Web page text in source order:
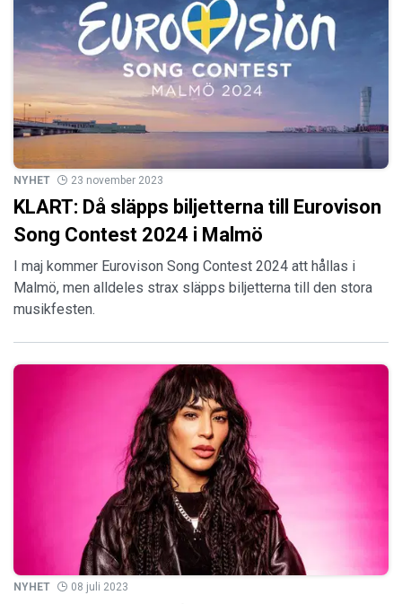
NYHET 23 november 2023
KLART: Då släpps biljetterna till Eurovison
Song Contest 2024 i Malmö
I maj kommer Eurovison Song Contest 2024 att hållas i
Malmö, men alldeles strax släpps biljetterna till den stora
musikfesten.
NYHET 08 juli 2023